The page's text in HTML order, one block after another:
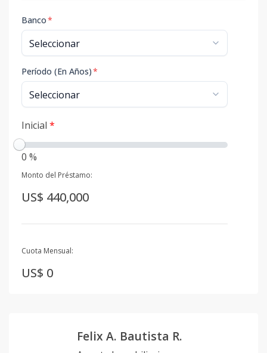
Banco*
Período (En Años)*
Inicial *
0 %
Monto del Préstamo:
US$ 440,000
Cuota Mensual:
US$ 0
Felix A. Bautista R.